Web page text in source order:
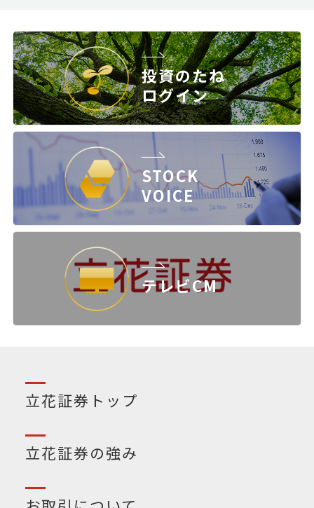
投資のたね
ログイン
STOCK
VOICE
テレビCM
立花証券トップ
立花証券の強み